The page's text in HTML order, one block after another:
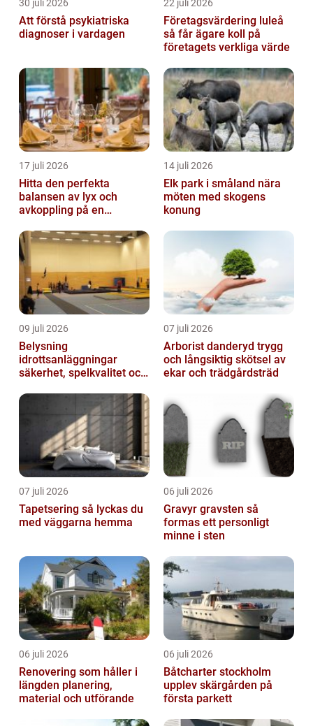
30 juli 2026
Att förstå psykiatriska
diagnoser i vardagen
22 juli 2026
Företagsvärdering luleå
så får ägare koll på
företagets verkliga värde
17 juli 2026
Hitta den perfekta
balansen av lyx och
avkoppling på en
Östermalm
14 juli 2026
Elk park i småland nära
möten med skogens
konung
09 juli 2026
Belysning
idrottsanläggningar
säkerhet, spelkvalitet och
07 juli 2026
Arborist danderyd trygg
och långsiktig skötsel av
ekar och trädgårdsträd
07 juli 2026
Tapetsering så lyckas du
med väggarna hemma
06 juli 2026
Gravyr gravsten så
formas ett personligt
minne i sten
06 juli 2026
Renovering som håller i
längden planering,
material och utförande
06 juli 2026
Båtcharter stockholm
upplev skärgården på
första parkett